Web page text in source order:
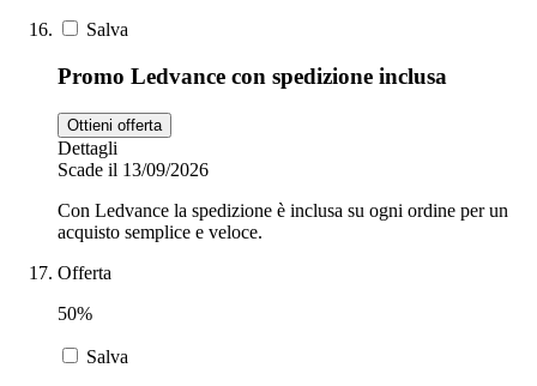
Salva
Promo Ledvance con spedizione inclusa
Ottieni offerta
Dettagli
Scade il 13/09/2026
Con Ledvance la spedizione è inclusa su ogni ordine per un
acquisto semplice e veloce.
Offerta
50%
Salva